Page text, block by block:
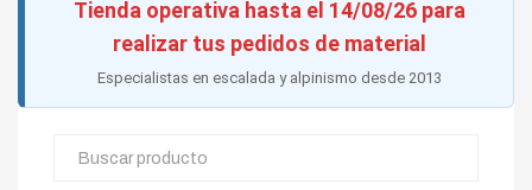
Tienda operativa hasta el 14/08/26 para
realizar tus pedidos de material
Especialistas en escalada y alpinismo desde 2013